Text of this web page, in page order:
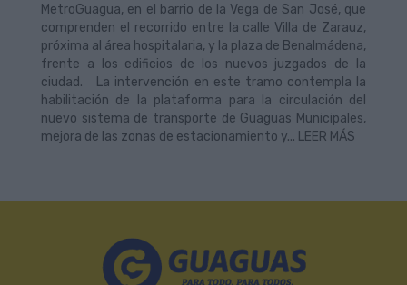
MetroGuagua, en el barrio de la Vega de San José, que
comprenden el recorrido entre la calle Villa de Zarauz,
próxima al área hospitalaria, y la plaza de Benalmádena,
frente a los edificios de los nuevos juzgados de la
ciudad. La intervención en este tramo contempla la
habilitación de la plataforma para la circulación del
nuevo sistema de transporte de Guaguas Municipales,
mejora de las zonas de estacionamiento y... LEER MÁS